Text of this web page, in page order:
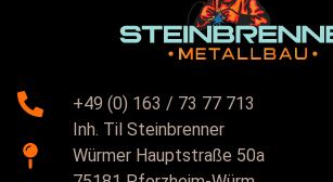
+49 (0) 163 / 73 77 713
Inh. Til Steinbrenner
Würmer Hauptstraße 50a